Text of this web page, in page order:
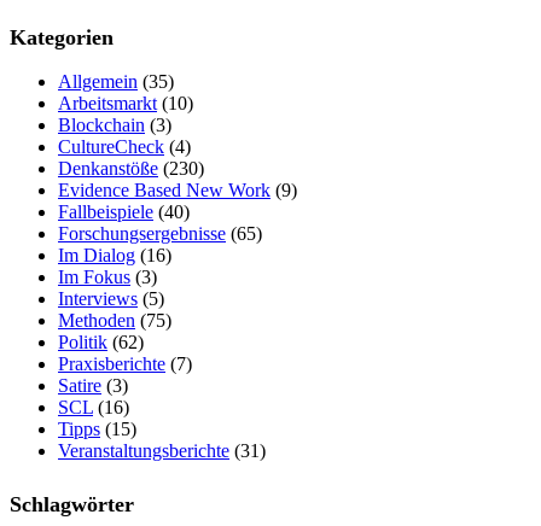
Kategorien
Allgemein (35)
Arbeitsmarkt (10)
Blockchain (3)
CultureCheck (4)
Denkanstöße (230)
Evidence Based New Work (9)
Fallbeispiele (40)
Forschungsergebnisse (65)
Im Dialog (16)
Im Fokus (3)
Interviews (5)
Methoden (75)
Politik (62)
Praxisberichte (7)
Satire (3)
SCL (16)
Tipps (15)
Veranstaltungsberichte (31)
Schlagwörter